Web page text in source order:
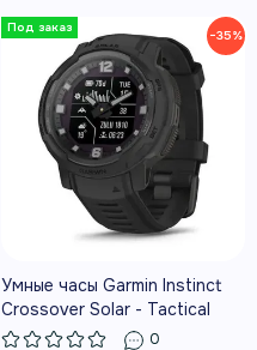
−35%
Умные часы Garmin Instinct
Crossover Solar - Tactical
Edition, черный
0